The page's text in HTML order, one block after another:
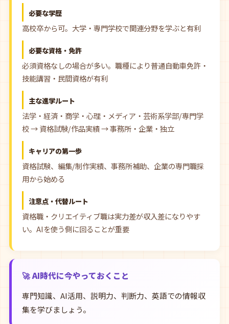
必要な学歴
高校卒から可。大学・専門学校で関連分野を学ぶと有利
必要な資格・免許
必須資格なしの場合が多い。職種により普通自動車免許・
技能講習・民間資格が有利
主な進学ルート
法学・経済・商学・心理・メディア・芸術系学部/専門学
校 → 資格試験/作品実績 → 事務所・企業・独立
キャリアの第一歩
資格試験、編集/制作実績、事務所補助、企業の専門職採
用から始める
注意点・代替ルート
資格職・クリエイティブ職は実力差が収入差になりやす
い。AIを使う側に回ることが重要
🚀 AI時代に今やっておくこと
専門知識、AI活用、説明力、判断力、英語での情報収
集を学びましょう。